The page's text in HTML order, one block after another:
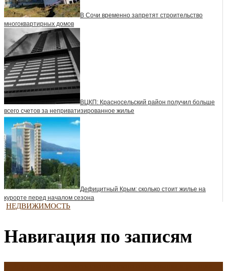
В Сочи временно запретят строительство
многоквартирных домов
ВЦКП: Красносельский район получил больше
всего счетов за неприватизированное жилье
Дефицитный Крым: сколько стоит жилье на
курорте перед началом сезона
НЕДВИЖИМОСТЬ
Навигация по записям